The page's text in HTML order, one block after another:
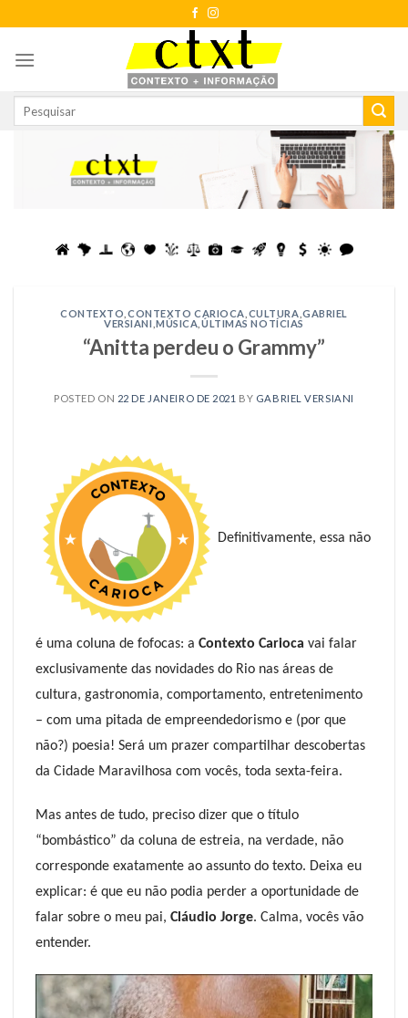
to
content
CONTEXTO ,CONTEXTO CARIOCA CULTURA ,GABRIEL
VERSIANI ,MÚSICA ÚLTIMAS NOTÍCIAS
“Anitta perdeu o Grammy”
POSTED ON 22 DE JANEIRO DE 2021 BY GABRIEL VERSIANI
Definitivamente, essa não
é uma coluna de fofocas: a Contexto Carioca vai falar
exclusivamente das novidades do Rio nas áreas de
cultura, gastronomia, comportamento, entretenimento
– com uma pitada de empreendedorismo e (por que
não?) poesia! Será um prazer compartilhar descobertas
da Cidade Maravilhosa com vocês, toda sexta-feira.
Mas antes de tudo, preciso dizer que o título
“bombástico” da coluna de estreia, na verdade, não
corresponde exatamente ao assunto do texto. Deixa eu
explicar: é que eu não podia perder a oportunidade de
falar sobre o meu pai, Cláudio Jorge. Calma, vocês vão
entender.